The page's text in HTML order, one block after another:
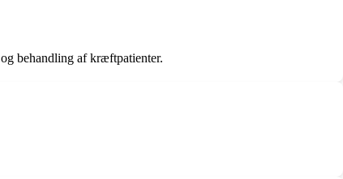
behandling af kræftpatienter.